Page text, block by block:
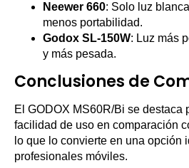
Neewer 660: Solo luz
menos portabilidad.
Godox SL-150W: Luz más
y más pesada.
Conclusiones de
El GODOX MS60R/Bi se destaca
facilidad de uso en comparación
lo que lo convierte en una opción
profesionales móviles.